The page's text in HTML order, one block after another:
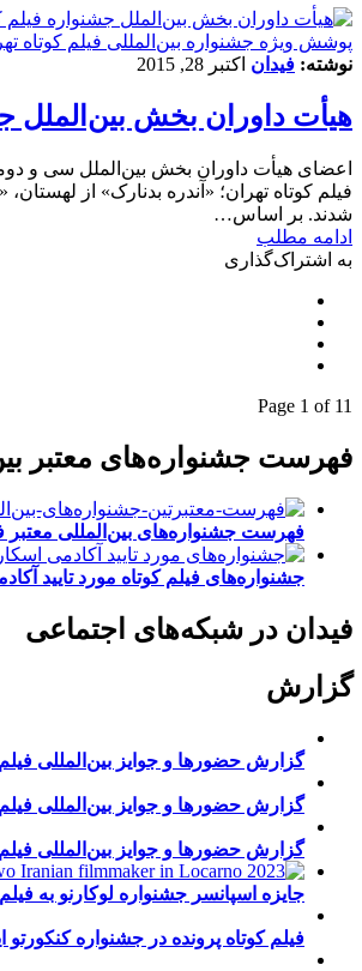
پوشش ویژه جشنواره بین‌المللی فیلم کوتاه
نوشته: فیدان اکتبر 28, 2015
هیأت داوران بخش بین‌الملل
اعضای هیأت داوران بخش بین‌الملل سی و
فیلم کوتاه تهران؛ «آندره بدنارک» از
شدند. بر اساس…
ادامه مطلب
به اشتراک‌گذاری
Page 1 of 11
فهرست جشنواره‌های معتبر
فهرست جشنواره‌های بین‌المللی معتبر
جشنواره‌های فیلم کوتاه مورد تایید
فیدان در شبکه‌های اجتماعی
گزارش
گزارش حضورها و جوایز بین‌المللی فیلم
گزارش حضورها و جوایز بین‌المللی فیلم
گزارش حضورها و جوایز بین‌المللی فیلم
جایزه اسپانسر جشنواره لوکارنو به
فیلم کوتاه پرونده در جشنواره کنکورتو